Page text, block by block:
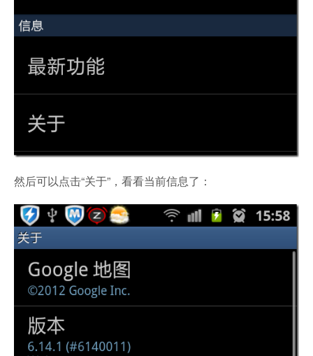
然后可以点击“关于”，看看当前信息了：